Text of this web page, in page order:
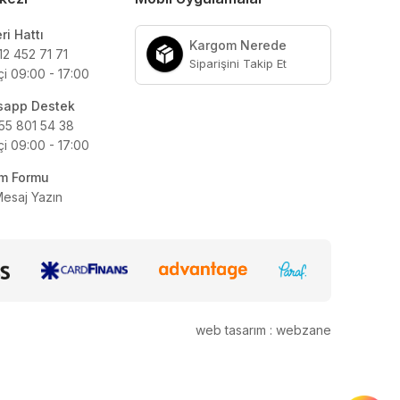
Hattı
452 71 71
09:00 - 17:00
Destek
801 54 38
09:00 - 17:00
Formu
Yazın
Kargom Nerede
Siparişini Takip Et
web tasarım : webzane